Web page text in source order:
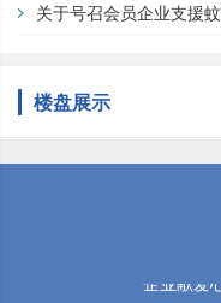
地蚊媒传染病疫情防控
关于号召会员企业支援
楼盘展示
企业献爱